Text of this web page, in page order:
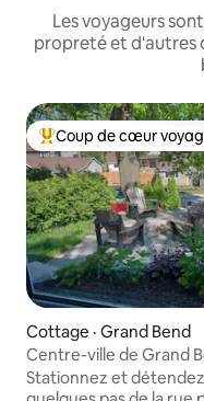
Les voyageurs
propreté et d'autres
Coup de cœur
Coup de cœur
Cottage · Grand Bend
Centre-ville de Grand
distance de marche de
Stationnez et